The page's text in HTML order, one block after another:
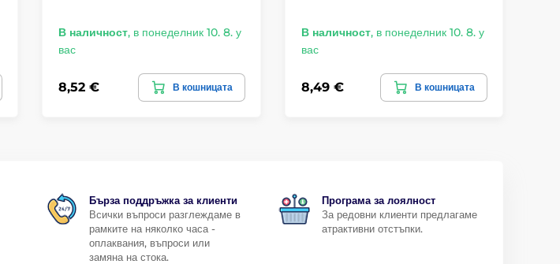
В наличност, в понеделник 10. 8. у
вас
8,52 € В кошницата
В наличност, в понеделник 10. 8. у
вас
8,49 € В кошницата
Бърза поддръжка за клиенти
Всички въпроси разглеждаме в
рамките на няколко часа -
оплаквания, въпроси или
замяна на стока.
Програма за лоялност
За редовни клиенти предлагаме
атрактивни отстъпки.